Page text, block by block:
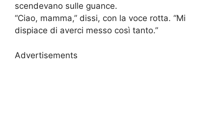
scendevano sulle guance.
“Ciao, mamma,” dissi, con la voce rotta. “Mi
dispiace di averci messo così tanto.”
Advertisements